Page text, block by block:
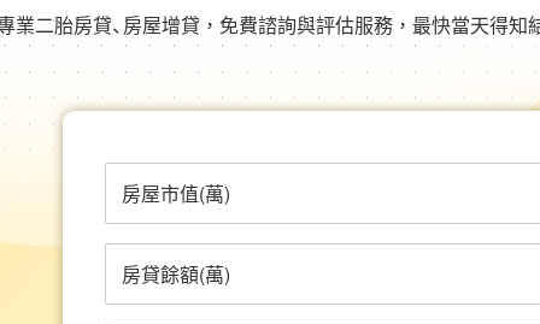
業二胎房貸、房屋增貸，免費諮詢與評估服務，最快當天得知